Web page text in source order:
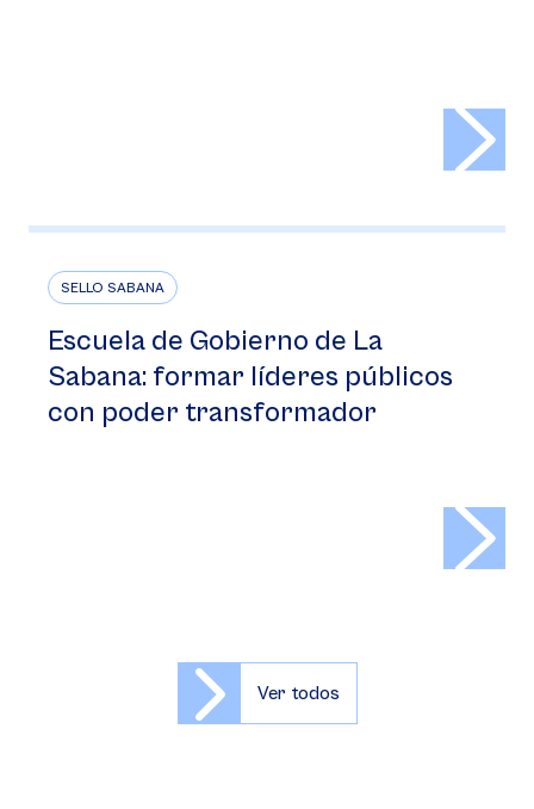
SELLO SABANA
Escuela de Gobierno de La
Sabana: formar líderes públicos
con poder transformador
Ver todos